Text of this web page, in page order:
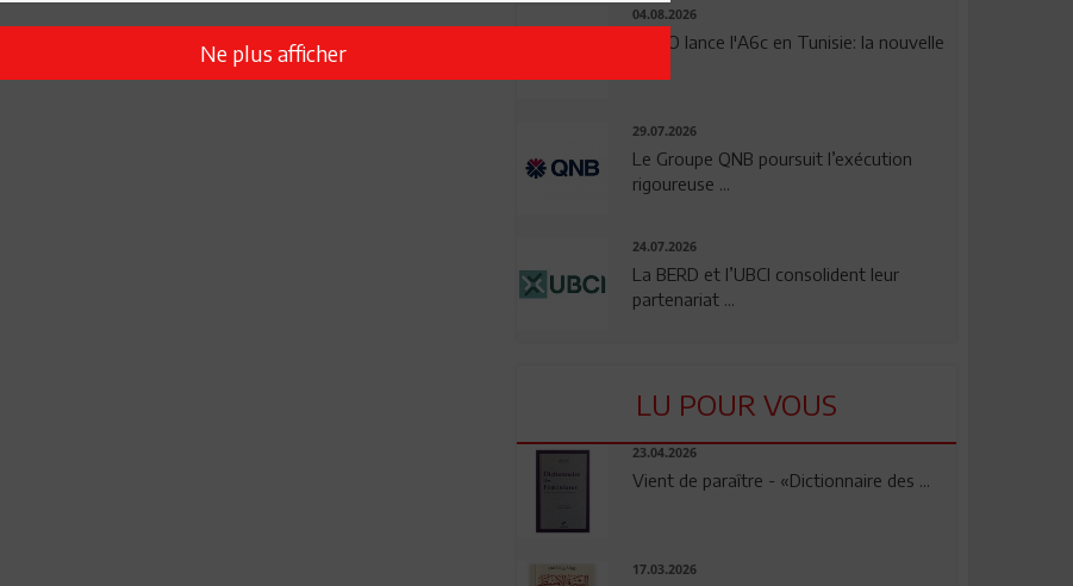
04.08.2026
OPPO lance l'A6c en Tunisie: la nouvelle
29.07.2026
Le Groupe QNB poursuit l’exécution
rigoureuse ...
24.07.2026
La BERD et l’UBCI consolident leur
partenariat ...
LU POUR VOUS
23.04.2026
Vient de paraître - «Dictionnaire des ...
17.03.2026
Ne plus afficher